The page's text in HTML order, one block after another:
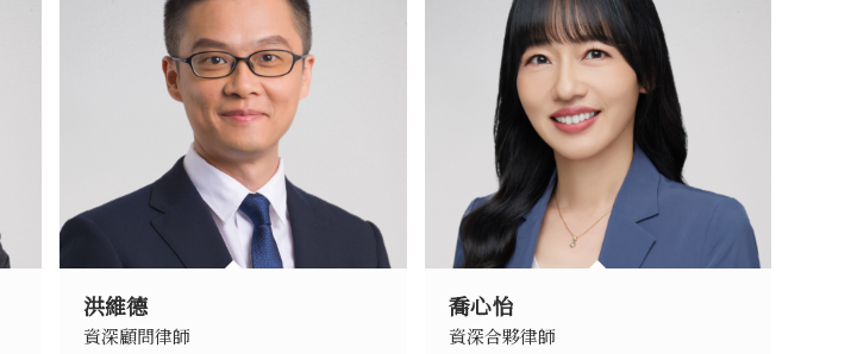
洪維德
資深顧問律師
喬心怡
資深合夥律師